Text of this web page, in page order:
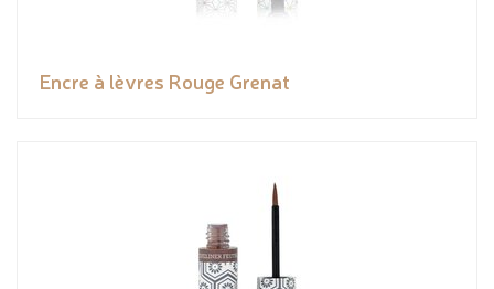
Encre à lèvres Rouge Grenat